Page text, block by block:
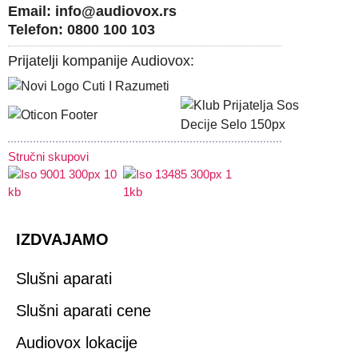
Email: info@audiovox.rs
Telefon: 0800 100 103
Prijatelji kompanije Audiovox:
Stručni skupovi
IZDVAJAMO
Slušni aparati
Slušni aparati cene
Audiovox lokacije